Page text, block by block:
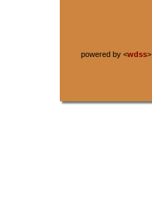
powered by <wdss>